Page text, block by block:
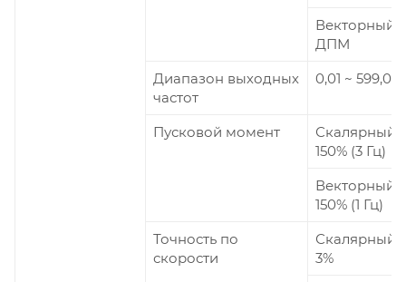
Векторный
ДПМ
Диапазон выходных
частот
0,01 ~ 599,00
Пусковой момент
Скалярный
150% (3 Гц)
Векторный
150% (1 Гц)
Точность по
скорости
Скалярный
3%